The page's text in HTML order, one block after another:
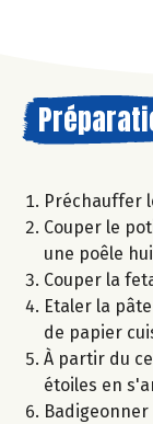
Préchauffer
Couper le
une poêle
Couper la
Etaler la
de papier
À partir du
étoiles en